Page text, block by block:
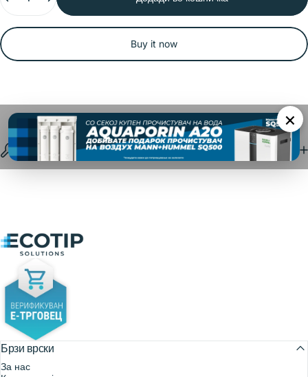
Buy it now
×
Спецификации
Ecotip Solutions
Брзи врски
За нас